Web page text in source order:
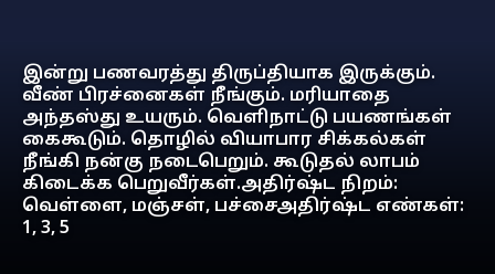
இன்று பணவரத்து திருப்தியாக இருக்கும்.
வீண் பிரச்னைகள் நீங்கும். மரியாதை
அந்தஸ்து உயரும். வெளிநாட்டு பயணங்கள்
கைகூடும். தொழில் வியாபார சிக்கல்கள்
நீங்கி நன்கு நடைபெறும். கூடுதல் லாபம்
கிடைக்க பெறுவீர்கள்.அதிர்ஷ்ட நிறம்:
வெள்ளை, மஞ்சள், பச்சைஅதிர்ஷ்ட எண்கள்:
1, 3, 5